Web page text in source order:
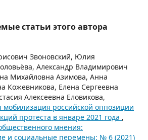
статьи этого автора
Звоновский, Юлия
Александр Владимирович
Михайловна Азимова, Анна
Кожевникова, Елена Сергеевна
Алексеевна Еловикова,
мобилизация российской оппозиции
протеста в январе 2021 года ,
мнения:
и социальные перемены: № 6 (2021)